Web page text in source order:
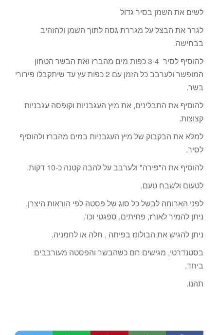
לשים את השמן בסיר גדול
לגרר את הבצל על מגררת גסה לתוך השמן ולהזהיב
בבחישה.
להוסיף לסיר 3-4 כפות מים מהברז ואת הבשר הטחון
המופשר ולערבב כל הזמן עם 2 כפות עץ עד שיתקבלו פירורי
בשר.
להוסיף את התבלינים, את מיץ העגבניות וקופסה עגבניות
קצוצות.
למלא את הבקבוק של מיץ העגבניות במים מהברז ולהוסיף
לסיר.
להוסיף את ה"פירה" ולערבב על להבה קטנה כ-10 דקות.
לטעום ולשבח טעם.
לפני הארוחה לבשל כל סוג של פסטה לפי הוראות היצרן.
ניתן להמיר לאורז, פתיתים, ספגטי וכו'.
ניתן להגיש את הבולונז בפיתה , חלה או לחמניה.
בסטנדרטי, מגישים חם כשהבשר והפסטה מעורבבים
ביחד.
תהנו.